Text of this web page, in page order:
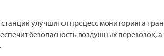
улучшится процесс мониторинга
безопасность воздушных перевозок,